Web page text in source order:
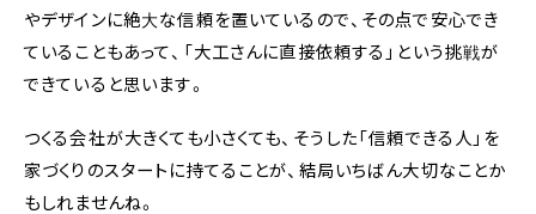
やデザインに絶大な信頼を置いているので、その点で安心でき
ていることもあって、「大工さんに直接依頼する」という挑戦が
できていると思います。
つくる会社が大きくても小さくても、そうした「信頼できる人」を
家づくりのスタートに持てることが、結局いちばん大切なことか
もしれませんね。